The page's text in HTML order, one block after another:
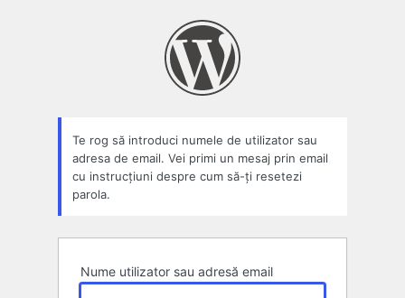
Te rog să introduci numele de utilizator sau
adresa de email. Vei primi un mesaj prin email
cu instrucțiuni despre cum să-ți resetezi
parola.
Nume utilizator sau adresă email